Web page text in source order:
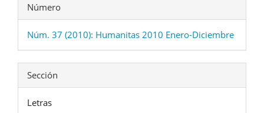
Número
Núm. 37 (2010): Humanitas 2010 Enero-Diciembre
Sección
Letras